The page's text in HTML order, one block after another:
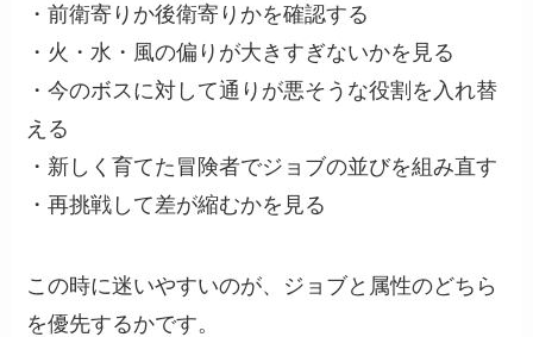
・前衛寄りか後衛寄りかを確認する
・火・水・風の偏りが大きすぎないかを見る
・今のボスに対して通りが悪そうな役割を入れ替
える
・新しく育てた冒険者でジョブの並びを組み直す
・再挑戦して差が縮むかを見る
この時に迷いやすいのが、ジョブと属性のどちら
を優先するかです。